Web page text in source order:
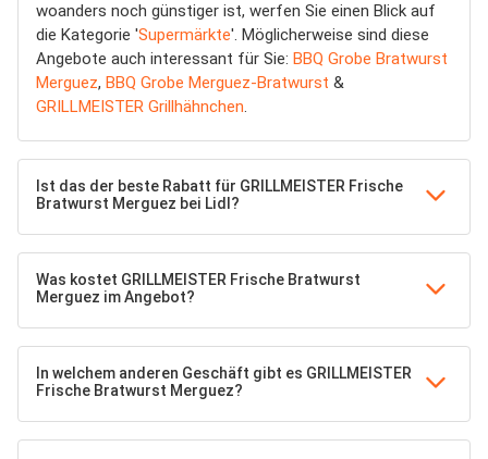
woanders noch günstiger ist, werfen Sie einen Blick auf
die Kategorie 'Supermärkte'. Möglicherweise sind diese
Angebote auch interessant für Sie: BBQ Grobe Bratwurst
Merguez, BBQ Grobe Merguez-Bratwurst &
GRILLMEISTER Grillhähnchen.
Ist das der beste Rabatt für GRILLMEISTER Frische
Bratwurst Merguez bei Lidl?
Was kostet GRILLMEISTER Frische Bratwurst
Merguez im Angebot?
In welchem anderen Geschäft gibt es GRILLMEISTER
Frische Bratwurst Merguez?